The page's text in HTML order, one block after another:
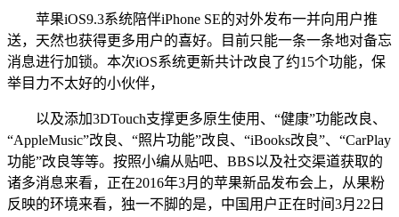
苹果iOS9.3系统陪伴iPhone SE的对外发布一并向用户推
送，天然也获得更多用户的喜好。目前只能一条一条地对备忘
消息进行加锁。本次iOS系统更新共计改良了约15个功能，保
举目力不太好的小伙伴，
以及添加3DTouch支撑更多原生使用、“健康”功能改良、
“AppleMusic”改良、“照片功能”改良、“iBooks改良”、“CarPlay
功能”改良等等。按照小编从贴吧、BBS以及社交渠道获取的
诸多消息来看，正在2016年3月的苹果新品发布会上，从果粉
反映的环境来看，独一不脚的是，中国用户正在时间3月22日